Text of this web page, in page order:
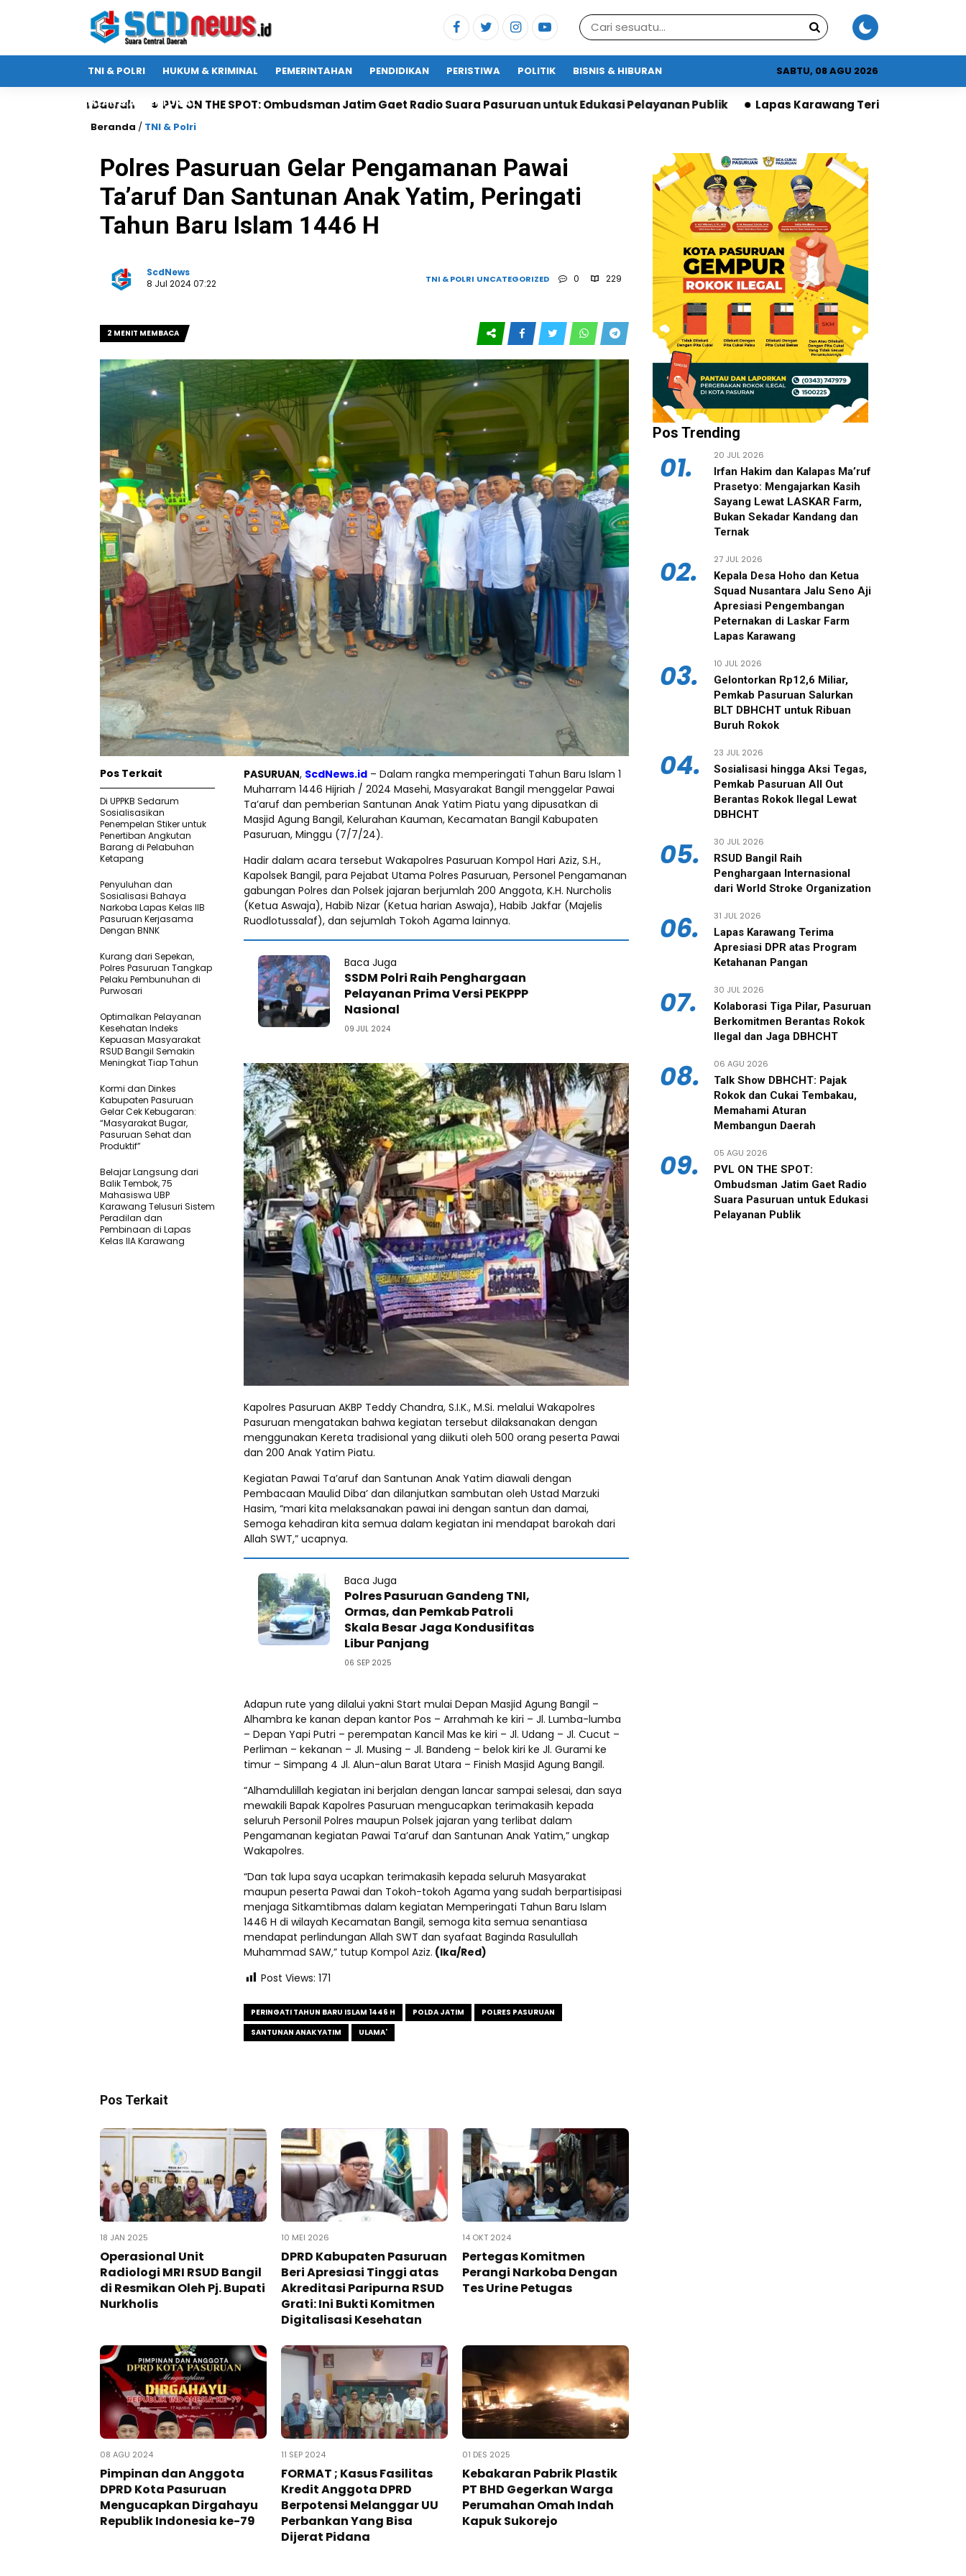
TNI & POLRI HUKUM & KRIMINAL PEMERINTAHAN PENDIDIKAN PERISTIWA POLITIK BISNIS & HIBURAN
IKLAN & ADVERTORIAL
SABTU, 08 AGU 2026
PVL ON THE SPOT: Ombudsman Jatim Gaet Radio Suara Pasuruan untuk Edukasi Pelayanan Publik Lapas Karawang Terima Apresiasi DPR atas Program
Beranda / TNI & Polri
Polres Pasuruan Gelar Pengamanan Pawai
Ta’aruf Dan Santunan Anak Yatim, Peringati
Tahun Baru Islam 1446 H
ScdNews
8 Jul 2024 07:22
TNI & POLRI UNCATEGORIZED 0 229
2 MENIT MEMBACA
PASURUAN, ScdNews.id – Dalam rangka memperingati Tahun Baru Islam 1
Muharram 1446 Hijriah / 2024 Masehi, Masyarakat Bangil menggelar Pawai
Ta’aruf dan pemberian Santunan Anak Yatim Piatu yang dipusatkan di
Masjid Agung Bangil, Kelurahan Kauman, Kecamatan Bangil Kabupaten
Pasuruan, Minggu (7/7/24).
Hadir dalam acara tersebut Wakapolres Pasuruan Kompol Hari Aziz, S.H.,
Kapolsek Bangil, para Pejabat Utama Polres Pasuruan, Personel Pengamanan
gabungan Polres dan Polsek jajaran berjumlah 200 Anggota, K.H. Nurcholis
(Ketua Aswaja), Habib Nizar (Ketua harian Aswaja), Habib Jakfar (Majelis
Ruodlotussalaf), dan sejumlah Tokoh Agama lainnya.
Baca Juga
SSDM Polri Raih Penghargaan
Pelayanan Prima Versi PEKPPP
Nasional
09 JUL 2024
Kapolres Pasuruan AKBP Teddy Chandra, S.I.K., M.Si. melalui Wakapolres
Pasuruan mengatakan bahwa kegiatan tersebut dilaksanakan dengan
menggunakan Kereta tradisional yang diikuti oleh 500 orang peserta Pawai
dan 200 Anak Yatim Piatu.
Kegiatan Pawai Ta’aruf dan Santunan Anak Yatim diawali dengan
Pembacaan Maulid Diba’ dan dilanjutkan sambutan oleh Ustad Marzuki
Hasim, “mari kita melaksanakan pawai ini dengan santun dan damai,
Semoga kehadiran kita semua dalam kegiatan ini mendapat barokah dari
Allah SWT,” ucapnya.
Baca Juga
Polres Pasuruan Gandeng TNI,
Ormas, dan Pemkab Patroli
Skala Besar Jaga Kondusifitas
Libur Panjang
06 SEP 2025
Adapun rute yang dilalui yakni Start mulai Depan Masjid Agung Bangil –
Alhambra ke kanan depan kantor Pos – Arrahmah ke kiri – Jl. Lumba-lumba
– Depan Yapi Putri – perempatan Kancil Mas ke kiri – Jl. Udang – Jl. Cucut –
Perliman – kekanan – Jl. Musing – Jl. Bandeng – belok kiri ke Jl. Gurami ke
timur – Simpang 4 Jl. Alun-alun Barat Utara – Finish Masjid Agung Bangil.
“Alhamdulillah kegiatan ini berjalan dengan lancar sampai selesai, dan saya
mewakili Bapak Kapolres Pasuruan mengucapkan terimakasih kepada
seluruh Personil Polres maupun Polsek jajaran yang terlibat dalam
Pengamanan kegiatan Pawai Ta’aruf dan Santunan Anak Yatim,” ungkap
Wakapolres.
“Dan tak lupa saya ucapkan terimakasih kepada seluruh Masyarakat
maupun peserta Pawai dan Tokoh-tokoh Agama yang sudah berpartisipasi
menjaga Sitkamtibmas dalam kegiatan Memperingati Tahun Baru Islam
1446 H di wilayah Kecamatan Bangil, semoga kita semua senantiasa
mendapat perlindungan Allah SWT dan syafaat Baginda Rasulullah
Muhammad SAW,” tutup Kompol Aziz. (Ika/Red)
Post Views: 171
PERINGATI TAHUN BARU ISLAM 1446 H POLDA JATIM
POLRES PASURUAN
SANTUNAN ANAK YATIM
ULAMA'
Pos Terkait
Di UPPKB Sedarum
Sosialisasikan
Penempelan Stiker untuk
Penertiban Angkutan
Barang di Pelabuhan
Ketapang
Penyuluhan dan
Sosialisasi Bahaya
Narkoba Lapas Kelas IIB
Pasuruan Kerjasama
Dengan BNNK
Kurang dari Sepekan,
Polres Pasuruan Tangkap
Pelaku Pembunuhan di
Purwosari
Optimalkan Pelayanan
Kesehatan Indeks
Kepuasan Masyarakat
RSUD Bangil Semakin
Meningkat Tiap Tahun
‎Kormi dan Dinkes
Kabupaten Pasuruan
Gelar Cek Kebugaran:
“Masyarakat Bugar,
Pasuruan Sehat dan
Produktif” ‎
Belajar Langsung dari
Balik Tembok, 75
Mahasiswa UBP
Karawang Telusuri Sistem
Peradilan dan
Pembinaan di Lapas
Kelas IIA Karawang
Pos Terkait
18 JAN 2025
Operasional Unit
Radiologi MRI RSUD Bangil
di Resmikan Oleh Pj. Bupati
Nurkholis
10 MEI 2026
DPRD Kabupaten Pasuruan
Beri Apresiasi Tinggi atas
Akreditasi Paripurna RSUD
Grati: Ini Bukti Komitmen
Digitalisasi Kesehatan
14 OKT 2024
Pertegas Komitmen
Perangi Narkoba Dengan
Tes Urine Petugas
08 AGU 2024
Pimpinan dan Anggota
DPRD Kota Pasuruan
Mengucapkan Dirgahayu
Republik Indonesia ke-79
11 SEP 2024
FORMAT ; Kasus Fasilitas
Kredit Anggota DPRD
Berpotensi Melanggar UU
Perbankan Yang Bisa
Dijerat Pidana
01 DES 2025
Kebakaran Pabrik Plastik
PT BHD Gegerkan Warga
Perumahan Omah Indah
Kapuk Sukorejo
Pos Trending
01. 20 JUL 2026
‎Irfan Hakim dan Kalapas Ma’ruf
Prasetyo: Mengajarkan Kasih
Sayang Lewat LASKAR Farm,
Bukan Sekadar Kandang dan
Ternak
02. 27 JUL 2026
‎Kepala Desa Hoho dan Ketua
Squad Nusantara Jalu Seno Aji
Apresiasi Pengembangan
Peternakan di Laskar Farm
Lapas Karawang
03. 10 JUL 2026
Gelontorkan Rp12,6 Miliar,
Pemkab Pasuruan Salurkan
BLT DBHCHT untuk Ribuan
Buruh Rokok
04. 23 JUL 2026
‎Sosialisasi hingga Aksi Tegas,
Pemkab Pasuruan All Out
Berantas Rokok Ilegal Lewat
DBHCHT
05. 30 JUL 2026
RSUD Bangil Raih
Penghargaan Internasional
dari World Stroke Organization
06. 31 JUL 2026
Lapas Karawang Terima
Apresiasi DPR atas Program
Ketahanan Pangan
07. 30 JUL 2026
‎Kolaborasi Tiga Pilar, Pasuruan
Berkomitmen Berantas Rokok
Ilegal dan Jaga DBHCHT
08. 06 AGU 2026
‎Talk Show DBHCHT: Pajak
Rokok dan Cukai Tembakau,
Memahami Aturan
Membangun Daerah
09. 05 AGU 2026
PVL ON THE SPOT:
Ombudsman Jatim Gaet Radio
Suara Pasuruan untuk Edukasi
Pelayanan Publik